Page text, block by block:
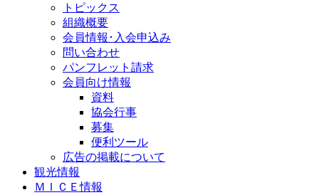
トピックス
組織概要
会員情報･入会申込み
問い合わせ
パンフレット請求
会員向け情報
資料
協会行事
募集
便利ツール
広告の掲載について
観光情報
ＭＩＣＥ情報